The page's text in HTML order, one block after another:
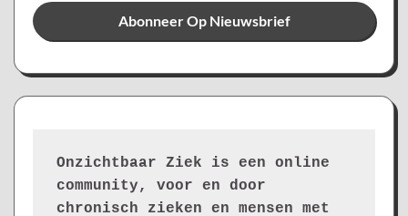
Onzichtbaar Ziek is een online
community, voor en door
chronisch zieken en mensen met